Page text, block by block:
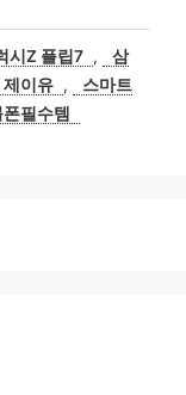
시Z 플립7 ,
삼
제이유 ,
스마트
필수템